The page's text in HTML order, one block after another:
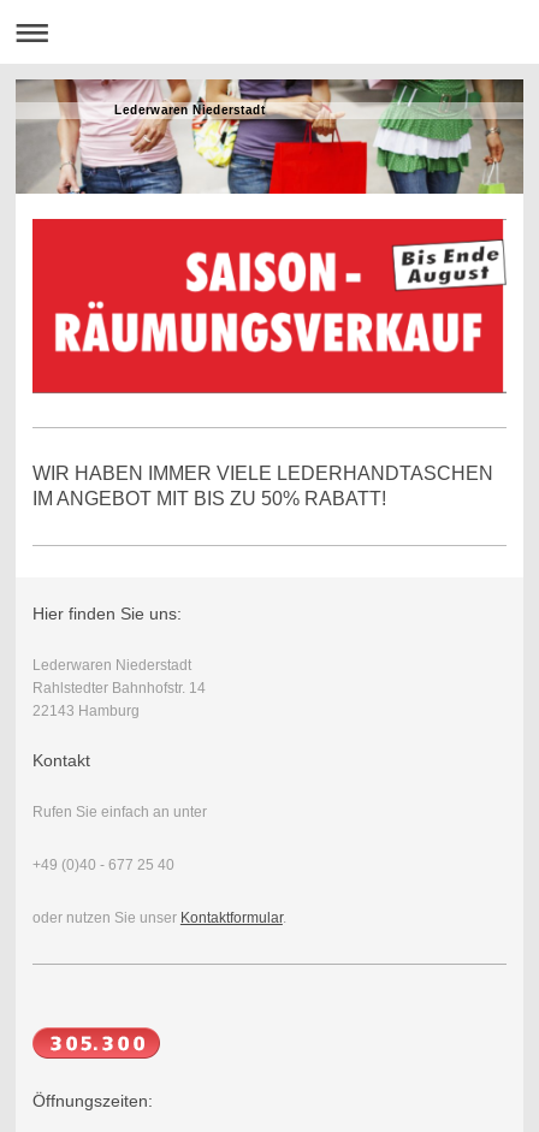
Lederwaren Niederstadt
WIR HABEN IMMER VIELE LEDERHANDTASCHEN
IM ANGEBOT MIT BIS ZU 50% RABATT!
Hier finden Sie uns:
Lederwaren Niederstadt
Rahlstedter Bahnhofstr. 14
22143 Hamburg
Kontakt
Rufen Sie einfach an unter
+49 (0)40 - 677 25 40
oder nutzen Sie unser Kontaktformular.
Öffnungszeiten: